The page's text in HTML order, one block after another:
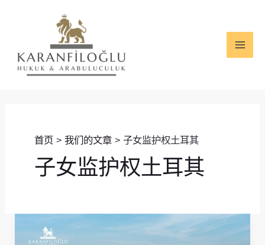
首页 我们的文章 子女监护权土耳其
子女监护权土耳其